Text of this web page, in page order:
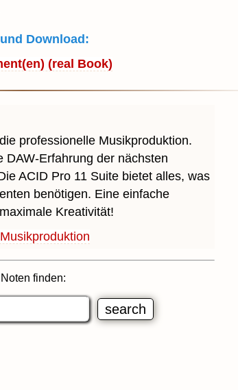
Download:
(real Book)
professionelle Musikproduktion.
DAW-Erfahrung der nächsten
ACID Pro 11 Suite bietet alles, was
benötigen. Eine einfache
Kreativität!
finden: